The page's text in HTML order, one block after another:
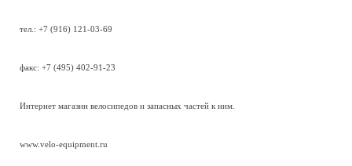
тел.: +7 (916) 121-03-69
факс: +7 (495) 402-91-23
Интернет магазин велосипедов и запасных частей к ним.
www.velo-equipment.ru